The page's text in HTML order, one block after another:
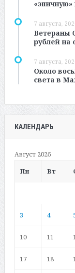
7 августа,
Ветераны
рублей на
7 августа,
Около
света в
КАЛЕНДАРЬ
Август 2026
Пн
Вт
3 4
10 11
17 18